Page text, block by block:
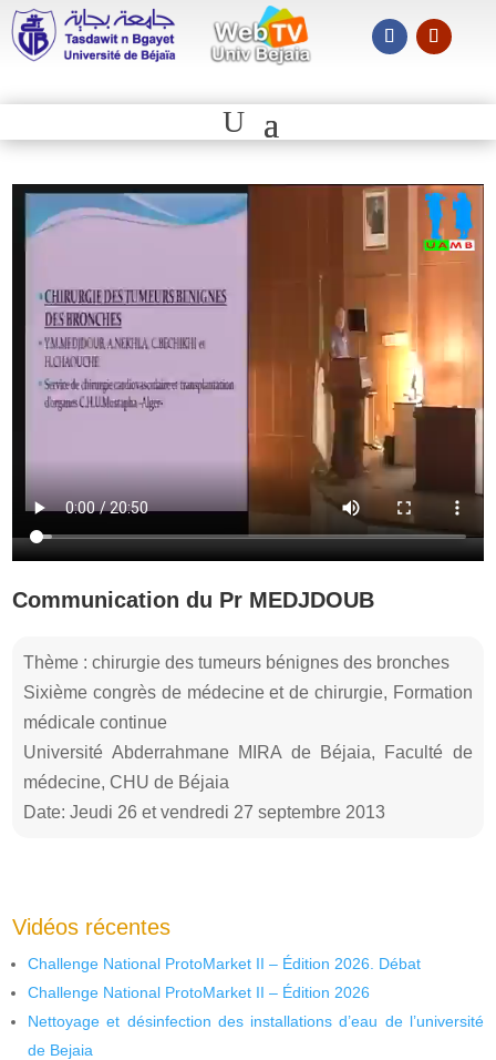
Communication du Pr MEDJDOUB
Thème : chirurgie des tumeurs bénignes des bronches
Sixième congrès de médecine et de chirurgie, Formation
médicale continue
Université Abderrahmane MIRA de Béjaia, Faculté de
médecine, CHU de Béjaia
Date: Jeudi 26 et vendredi 27 septembre 2013
Vidéos récentes
Challenge National ProtoMarket II – Édition 2026. Débat
Challenge National ProtoMarket II – Édition 2026
Nettoyage et désinfection des installations d’eau de l’université
de Bejaia